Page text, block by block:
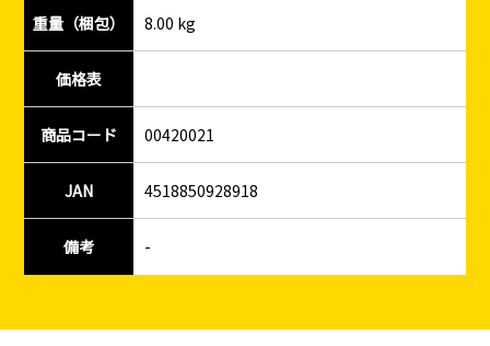
重量（梱包） 8.00 kg
価格表
商品コード 00420021
JAN 4518850928918
備考 -